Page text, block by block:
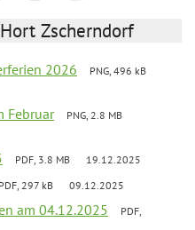
Zscherndorf
2026
PNG, 496 kB
Februar
PNG, 2.8 MB
PDF, 3.8 MB 19.12.2025
PDF, 297 kB 09.12.2025
am 04.12.2025
PDF,